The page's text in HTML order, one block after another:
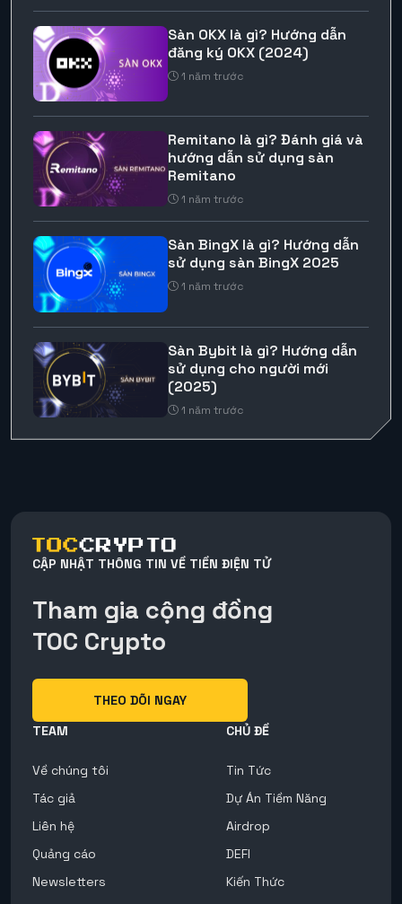
Sàn OKX là gì? Hướng dẫn
đăng ký OKX (2024)
1 năm trước
Remitano là gì? Đánh giá và
hướng dẫn sử dụng sàn
Remitano
1 năm trước
Sàn BingX là gì? Hướng dẫn
sử dụng sàn BingX 2025
1 năm trước
Sàn Bybit là gì? Hướng dẫn
sử dụng cho người mới
(2025)
1 năm trước
CẬP NHẬT THÔNG TIN VỀ TIỀN ĐIỆN TỬ
Tham gia cộng đồng
TOC Crypto
THEO DÕI NGAY
TEAM
Về chúng tôi
Tác giả
Liên hệ
Quảng cáo
Newsletters
CHỦ ĐỀ
Tin Tức
Dự Án Tiềm Năng
Airdrop
DEFI
Kiến Thức